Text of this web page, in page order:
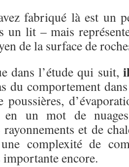
fabriqué là est un
un lit – mais
de la surface de
dans l’étude qui suit,
du comportement
en un mot de
rayonnements et de
complexité de
encore.